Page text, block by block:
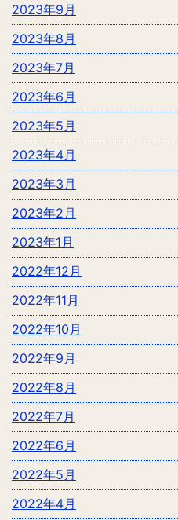
2023年9月
2023年8月
2023年7月
2023年6月
2023年5月
2023年4月
2023年3月
2023年2月
2023年1月
2022年12月
2022年11月
2022年10月
2022年9月
2022年8月
2022年7月
2022年6月
2022年5月
2022年4月